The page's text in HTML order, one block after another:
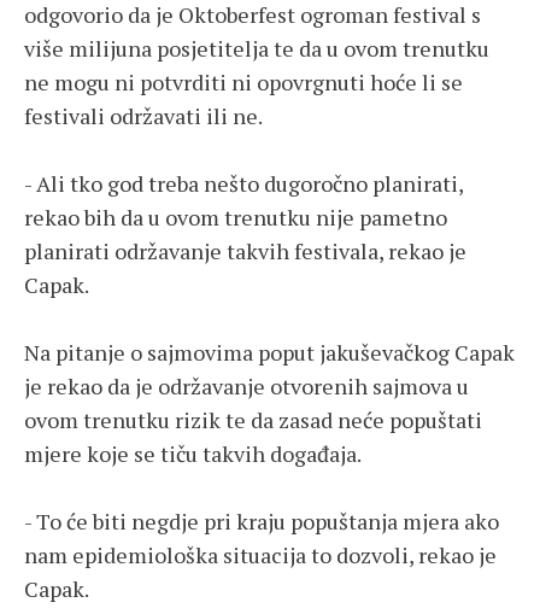
odgovorio da je Oktoberfest ogroman festival s
više milijuna posjetitelja te da u ovom trenutku
ne mogu ni potvrditi ni opovrgnuti hoće li se
festivali održavati ili ne.
- Ali tko god treba nešto dugoročno planirati,
rekao bih da u ovom trenutku nije pametno
planirati održavanje takvih festivala, rekao je
Capak.
Na pitanje o sajmovima poput jakuševačkog Capak
je rekao da je održavanje otvorenih sajmova u
ovom trenutku rizik te da zasad neće popuštati
mjere koje se tiču takvih događaja.
- To će biti negdje pri kraju popuštanja mjera ako
nam epidemiološka situacija to dozvoli, rekao je
Capak.